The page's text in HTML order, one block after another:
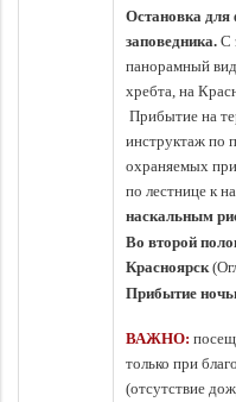
Остановка для
заповедника. С
панорамный
хребта, на
Прибытие на
инструктаж по
охраняемых
по лестнице к
наскальным
Во второй
Красноярск
Прибытие
ВАЖНО:
только при
(отсутствие